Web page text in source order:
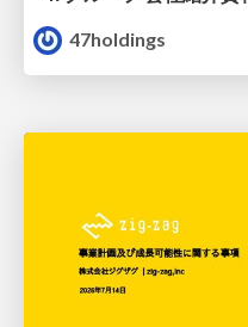
47holdings